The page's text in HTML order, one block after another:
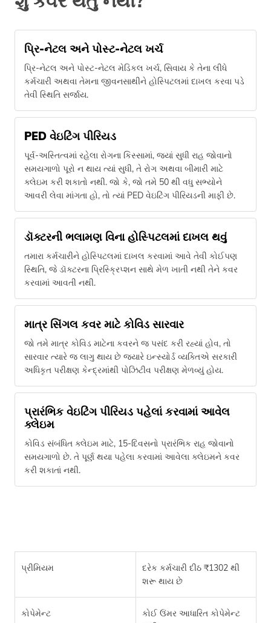
પ્રિ-નેટલ અને પોસ્ટ-નેટલ ખર્ચ
પ્રિ-નેટલ અને પોસ્ટ-નેટલ મેડિકલ ખર્ચ, સિવાય કે તેના લીધે
કર્મચારી અથવા તેમના જીવનસાથીને હોસ્પિટલમાં દાખલ કરવા પડે
તેવી સ્થિતિ સર્જાય.
PED વેઇટિંગ પીરિયડ
પૂર્વ-અસ્તિત્વમાં રહેલા રોગના કિસ્સામાં, જ્યાં સુધી રાહ જોવાનો
સમયગાળો પૂરો ન થાય ત્યાં સુધી, તે રોગ અથવા બીમારી માટે
ક્લેઇમ કરી શકાતો નથી. જો કે, જો તમે 50 થી વધુ સભ્યોને
આવરી લેવા માંગતા હો, તો ત્યાં PED વેઇટિંગ પીરિયડની માફી છે.
ડૉક્ટરની ભલામણ વિના હોસ્પિટલમાં દાખલ થવું
તમારા કર્મચારીને હોસ્પિટલમાં દાખલ કરવામાં આવે તેવી કોઈપણ
સ્થિતિ, જે ડૉક્ટરના પ્રિસ્ક્રિપ્શન સાથે મેળ ખાતી નથી તેને કવર
કરવામાં આવતી નથી.
માત્ર સિંગલ કવર માટે કોવિડ સારવાર
જો તમે માત્ર કોવિડ માટેના કવરને જ પસંદ કરી રહ્યાં હોવ, તો
સારવાર ત્યારે જ લાગુ થાય છે જ્યારે ઇન્સ્યોર્ડ વ્યક્તિએ સરકારી
અધિકૃત પરીક્ષણ કેન્દ્રમાંથી પોઝિટીવ પરીક્ષણ મેળવ્યું હોય.
પ્રારંભિક વેઇટિંગ પીરિયડ પહેલાં કરવામાં આવેલ
ક્લેઇમ
કોવિડ સંબંધિત ક્લેઇમ માટે, 15-દિવસનો પ્રારંભિક રાહ જોવાનો
સમયગાળો છે. તે પૂર્ણ થયા પહેલા કરવામાં આવેલા ક્લેઇમને કવર
કરી શકાતાં નથી.
પ્રીમિયમ
દરેક કર્મચારી દીઠ ₹1302 થી
શરૂ થાય છે
કોપેમેન્ટ
કોઈ ઉંમર આધારિત કોપેમેન્ટ